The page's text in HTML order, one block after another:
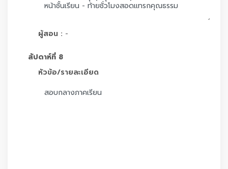
ผู้สอน : -
สัปดาห์ที่ 8
หัวข้อ/รายละเอียด